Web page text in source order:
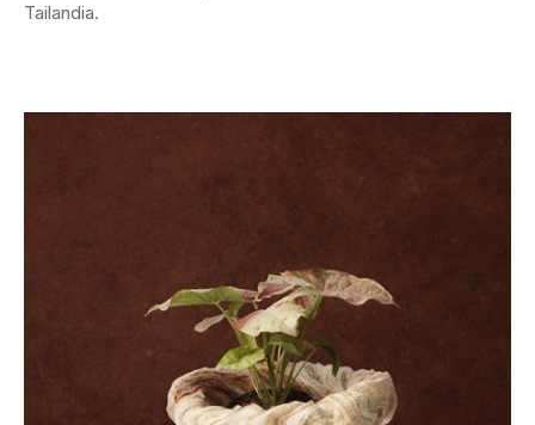
Tailandia.